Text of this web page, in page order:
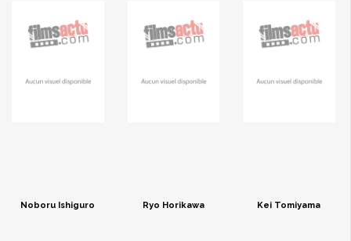
Noboru Ishiguro Ryo Horikawa Kei Tomiyama